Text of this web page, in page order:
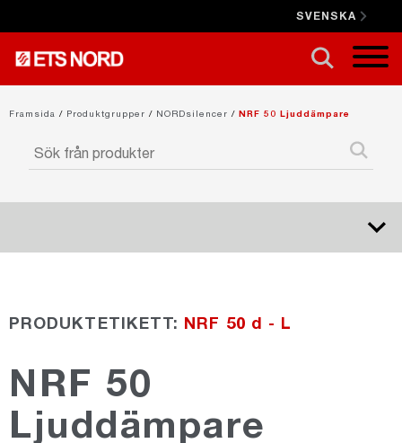
SVENSKA
Framsida / Produktgrupper / NORDsilencer / NRF 50 Ljuddämpare
NORDcanopy
PRODUKTETIKETT: NRF 50 d - L
NRF 50
Ljuddämpare